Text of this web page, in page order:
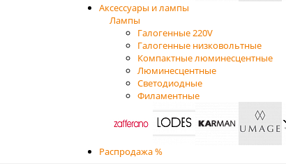
Аксессуары и лампы
Лампы
Галогенные 220V
Галогенные низковольтные
Компактные люминесцентные
Люминесцентные
Светодиодные
Филаментные
Распродажа %